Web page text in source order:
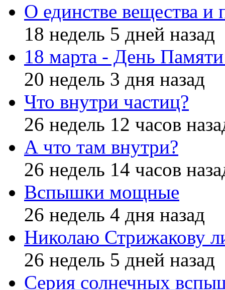
О единстве вещества и
18 недель 5 дней назад
18 марта - День
20 недель 3 дня назад
Что внутри частиц?
26 недель 12 часов
А что там внутри?
26 недель 14 часов
Вспышки мощные
26 недель 4 дня назад
Николаю Стрижакову
26 недель 5 дней назад
Серия солнечных